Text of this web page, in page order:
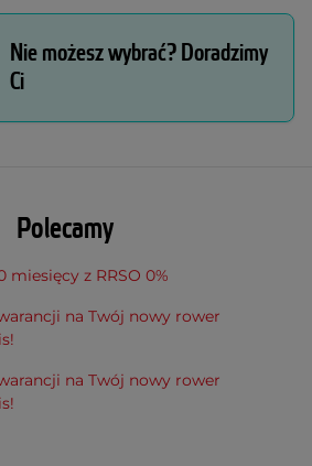
Nie możesz wybrać? Doradzimy
Ci
Polecamy
miesięcy z RRSO 0%
na Twój nowy rower
na Twój nowy rower